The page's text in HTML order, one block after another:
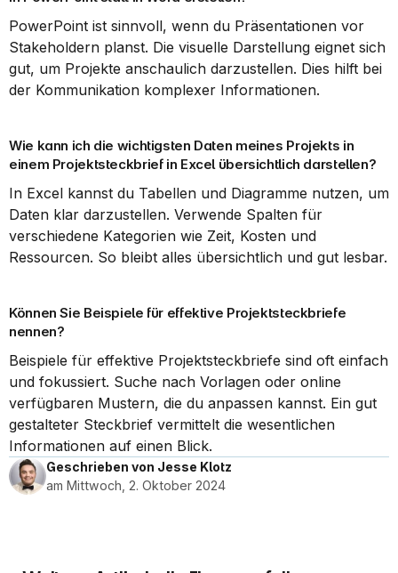
PowerPoint ist sinnvoll, wenn du Präsentationen vor
Stakeholdern planst. Die visuelle Darstellung eignet sich
gut, um Projekte anschaulich darzustellen. Dies hilft bei
der Kommunikation komplexer Informationen.
Wie kann ich die wichtigsten Daten meines Projekts in
einem Projektsteckbrief in Excel übersichtlich darstellen?
In Excel kannst du Tabellen und Diagramme nutzen, um
Daten klar darzustellen. Verwende Spalten für
verschiedene Kategorien wie Zeit, Kosten und
Ressourcen. So bleibt alles übersichtlich und gut lesbar.
Können Sie Beispiele für effektive Projektsteckbriefe
nennen?
Beispiele für effektive Projektsteckbriefe sind oft einfach
und fokussiert. Suche nach Vorlagen oder online
verfügbaren Mustern, die du anpassen kannst. Ein gut
gestalteter Steckbrief vermittelt die wesentlichen
Informationen auf einen Blick.
Geschrieben von Jesse Klotz
am Mittwoch, 2. Oktober 2024